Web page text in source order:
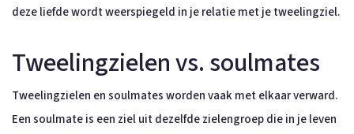
deze liefde wordt weerspiegeld in je relatie met je tweelingziel.
Tweelingzielen vs. soulmates
Tweelingzielen en soulmates worden vaak met elkaar verward.
Een soulmate is een ziel uit dezelfde zielengroep die in je leven